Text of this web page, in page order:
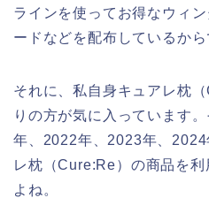
ラインを使ってお得なウィ
ードなどを配布しているから
それに、私自身キュアレ枕
りの方が気に入っています
年、2022年、2023年、
レ枕（Cure:Re）の商品を
よね。